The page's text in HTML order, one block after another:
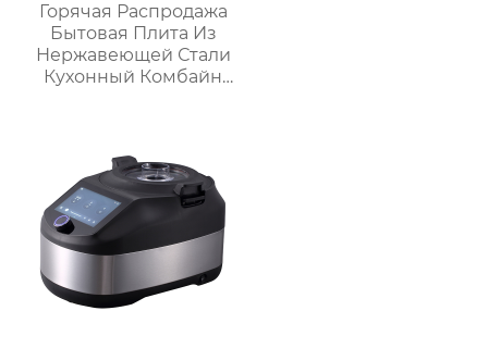
Горячая Распродажа
Бытовая Плита Из
Нержавеющей Стали
Кухонный Комбайн